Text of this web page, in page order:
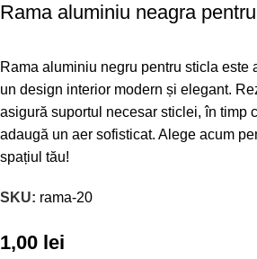
Rama aluminiu neagra
Rama aluminiu negru pentru sticla este
un design interior modern și elegant.
asigură suportul necesar sticlei, în timp
adaugă un aer sofisticat. Alege acum
spațiul tău!
SKU: rama-20
1,00 lei